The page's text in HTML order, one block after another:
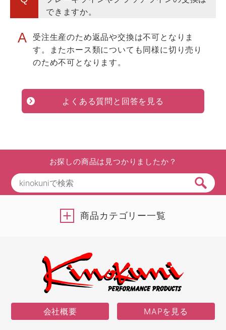
できますか。
受注生産のため返品や交換は不可となりま
す。またホース類についても同様に切り売り
のため不可となります。
よくある質問と回答を見る
お探しの商品は見つかりましたか？
商品カテゴリー一覧
会社概要 MAPを見る